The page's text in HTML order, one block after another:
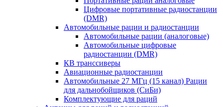
Цифровые портативные радиостанции
(DMR)
Автомобильные рации и радиостанции
Автомобильные рации (аналоговые)
Автомобильные цифровые
радиостанции (DMR)
КВ транссиверы
Авиационные радиостанции
Автомобильные 27 МГц (15 канал) Рации
для дальнобойщиков (СиБи)
Комплектующие для раций